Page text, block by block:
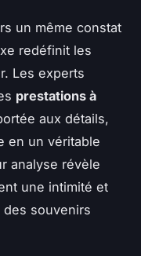
un même constat
redéfinit les
Les experts
prestations à
aux détails,
en un véritable
analyse révèle
une intimité et
souvenirs